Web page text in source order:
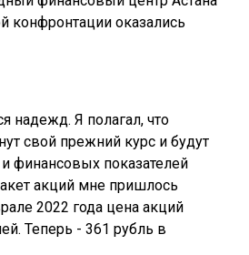
оказались
надежд. Я полагал, что
свой прежний курс и будут
финансовых показателей
акций мне пришлось
2022 года цена акций
Теперь - 361 рубль в